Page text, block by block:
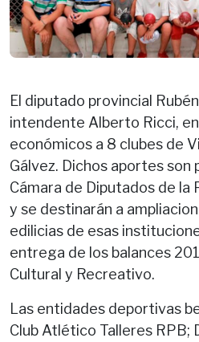
El diputado provincial
intendente Alberto Ricci,
económicos a 8 clubes de
Gálvez. Dichos aportes son
Cámara de Diputados de la
y se destinarán a
edilicias de esas
entrega de los balances
Cultural y Recreativo.
Las entidades deportivas
Club Atlético Talleres RPB;